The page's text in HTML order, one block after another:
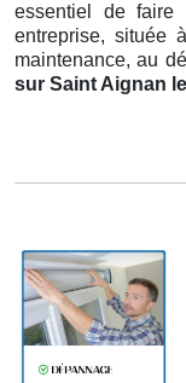
essentiel de faire
entreprise, située
maintenance, au
sur Saint Aignan